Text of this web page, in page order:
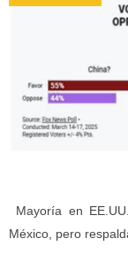
Mayoría en
México, pero